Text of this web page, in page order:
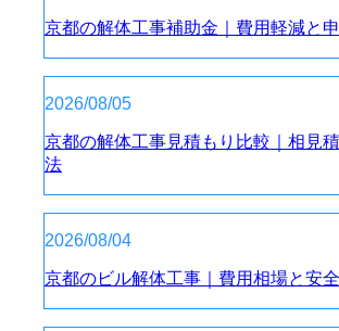
京都の解体工事補助金｜費用軽減と
2026/08/05
京都の解体工事見積もり比較｜相見
法
2026/08/04
京都のビル解体工事｜費用相場と安